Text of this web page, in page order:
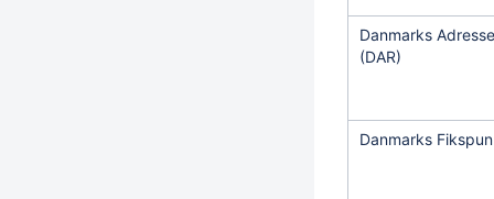
Danmarks
(DAR)
Danmarks